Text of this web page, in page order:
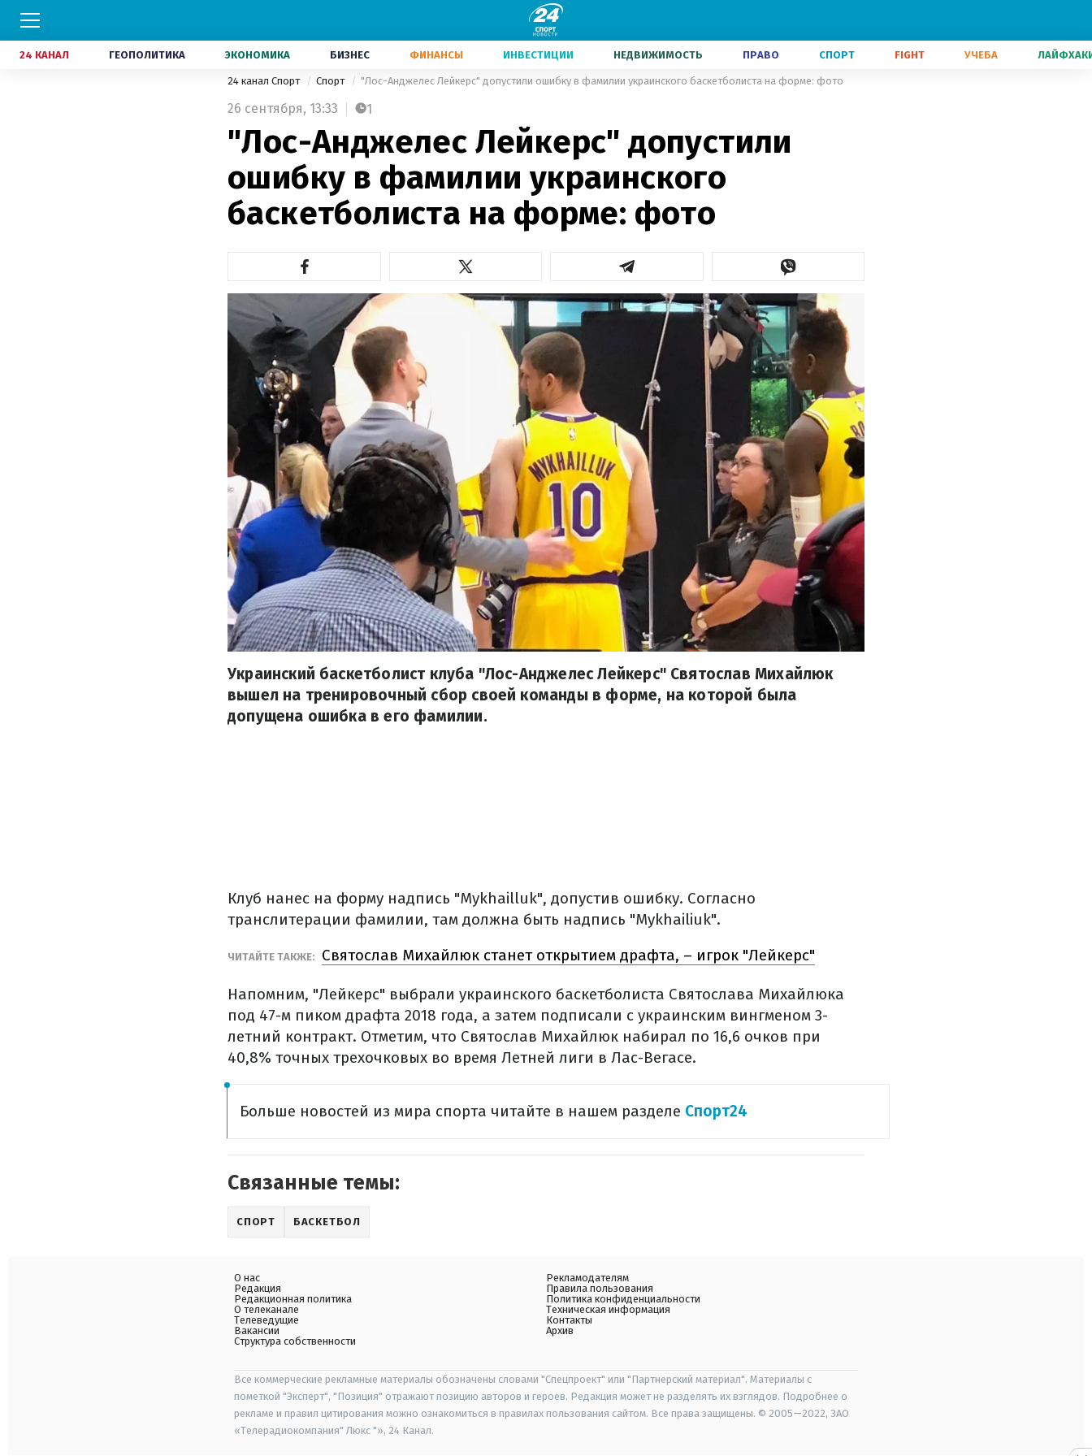
24 КАНАЛ ГЕОПОЛИТИКА ЭКОНОМИКА БИЗНЕС ФИНАНСЫ ИНВЕСТИЦИИ НЕДВИЖИМОСТЬ ПРАВО СПОРТ FIGHT УЧЕБА
24 канал Спорт Спорт "Лос-Анджелес Лейкерс" допустили ошибку в фамилии украинского баскетболиста на форме: фото
26 сентября, 13:33 1
"Лос-Анджелес Лейкерс" допустили
ошибку в фамилии украинского
баскетболиста на форме: фото
Украинский баскетболист клуба "Лос-Анджелес Лейкерс" Святослав Михайлюк
вышел на тренировочный сбор своей команды в форме, на которой была
допущена ошибка в его фамилии.
Клуб нанес на форму надпись "Mykhailluk", допустив ошибку. Согласно
транслитерации фамилии, там должна быть надпись "Mykhailiuk".
ЧИТАЙТЕ ТАКЖЕ: Святослав Михайлюк станет открытием драфта, – игрок "Лейкерс"
Напомним, "Лейкерс" выбрали украинского баскетболиста Святослава Михайлюка
под 47-м пиком драфта 2018 года, а затем подписали с украинским вингменом 3-
летний контракт. Отметим, что Святослав Михайлюк набирал по 16,6 очков при
40,8% точных трехочковых во время Летней лиги в Лас-Вегасе.
Больше новостей из мира спорта читайте в нашем разделе Спорт24
Связанные темы:
СПОРТ БАСКЕТБОЛ
О нас
Редакция
Редакционная политика
О телеканале
Телеведущие
Вакансии
Структура собственности
Рекламодателям
Правила пользования
Политика конфиденциальности
Техническая информация
Контакты
Архив
Все коммерческие рекламные материалы обозначены словами "Спецпроект" или "Партнерский материал". Материалы с
пометкой "Эксперт", "Позиция" отражают позицию авторов и героев. Редакция может не разделять их взглядов. Подробнее о
рекламе и правил цитирования можно ознакомиться в правилах пользования сайтом. Все права защищены. © 2005—2022, ЗАО
«Телерадиокомпания" Люкс "», 24 Канал.